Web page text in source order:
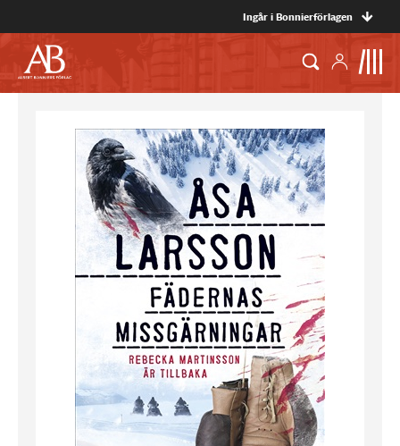
Ingår i Bonnierförlagen